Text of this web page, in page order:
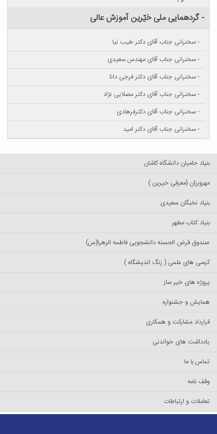
- گردهمایی ملی خیّرین آموزش عالی
- سخنرانی جناب آقای دکتر طیب نیا
- سخنرانی جناب آقای مهندس سعیدی
- سخنرانی جناب آقای دکتر فرجی دانا
- سخنرانی جناب آقای دکتر مصلایی نژاد
- سخنرانی جناب آقای دکترفرهادی
- سخنرانی جناب آقای دکتر امید
بنیاد حامیان دانشگاه کاشان
مهرورزان (معرفی خیرین )
بنیاد نخبگان سعیدی
بنیاد کتاب مطهر
صندوق قرض الحسنه دانشجویی فاطمه الزهرا(س)
کرسی های علمی ( زنگ اندیشگاه )
پروژه های خیر ساز
همایش و جشنواره
قرارداد مشارکت و همکاری
یادداشت های خواندنی
تماس با ما
وقف نامه
تعاملات و ارتباطات